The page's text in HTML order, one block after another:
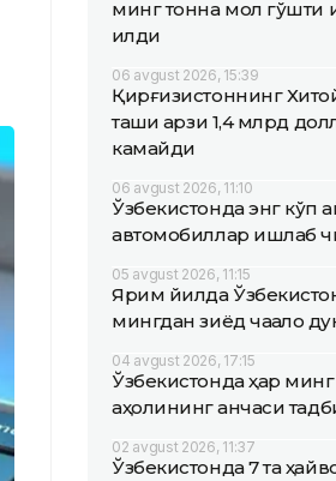
минг тонна мол гўшти
қилди
06 avgust 2026, 15:39
Қирғизистоннинг
ташқи қарзи 1,4 млрд
камайди
06 avgust 2026, 11:10
Ўзбекистонда энг кўп
автомобиллар ишлаб
05 avgust 2026, 11:15
Ярим йилда
мингдан зиёд чақалоқ
04 avgust 2026, 17:15
Ўзбекистонда ҳар
аҳолининг қанчаси
02 avgust 2026, 11:37
Ўзбекистонда 7 та